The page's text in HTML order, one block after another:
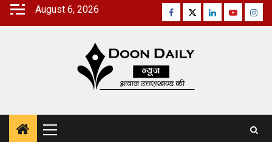
Skip
August 6, 2026 Facebook
TwitterLinkedinYoutube
Primary